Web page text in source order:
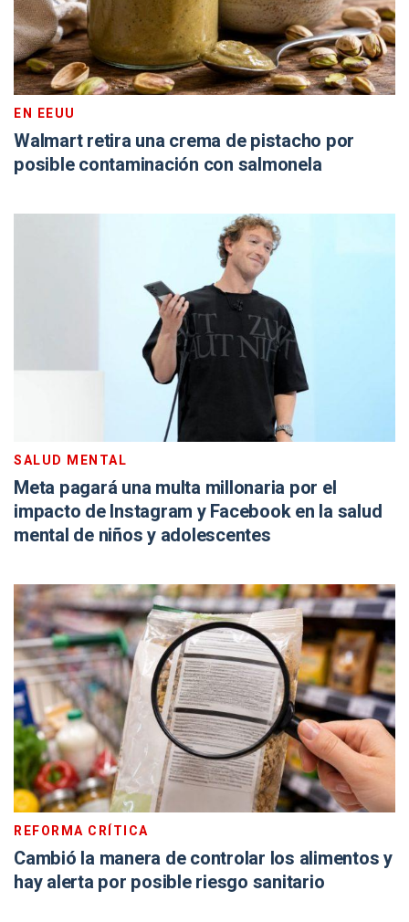
EN EEUU
Walmart retira una crema de pistacho por
posible contaminación con salmonela
SALUD MENTAL
Meta pagará una multa millonaria por el
impacto de Instagram y Facebook en la salud
mental de niños y adolescentes
REFORMA CRÍTICA
Cambió la manera de controlar los alimentos y
hay alerta por posible riesgo sanitario